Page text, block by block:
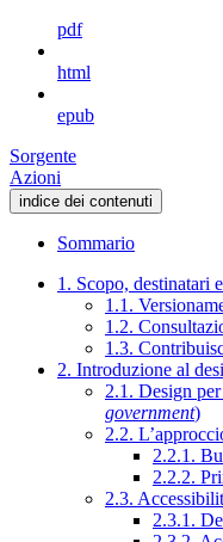
pdf
html
epub
Sorgente
Azioni
indice dei contenuti
Sommario
1. Scopo, destinatari
1.1.
1.2.
1.3.
2. Introduzione al
2.1. Design
government)
2.2.
2.2.1.
2.2.2.
2.3.
2.3.1.